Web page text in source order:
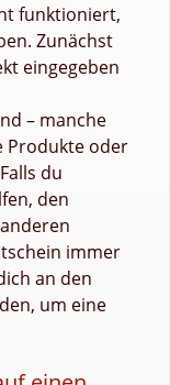
funktioniert,
Zunächst
eingegeben
– manche
Produkte oder
du
den
immer
an den
um eine